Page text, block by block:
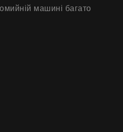
машині багато